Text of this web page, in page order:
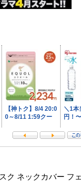
ク ネックカバー フ